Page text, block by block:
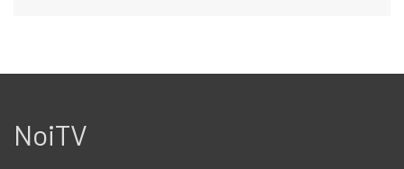
NoiTV